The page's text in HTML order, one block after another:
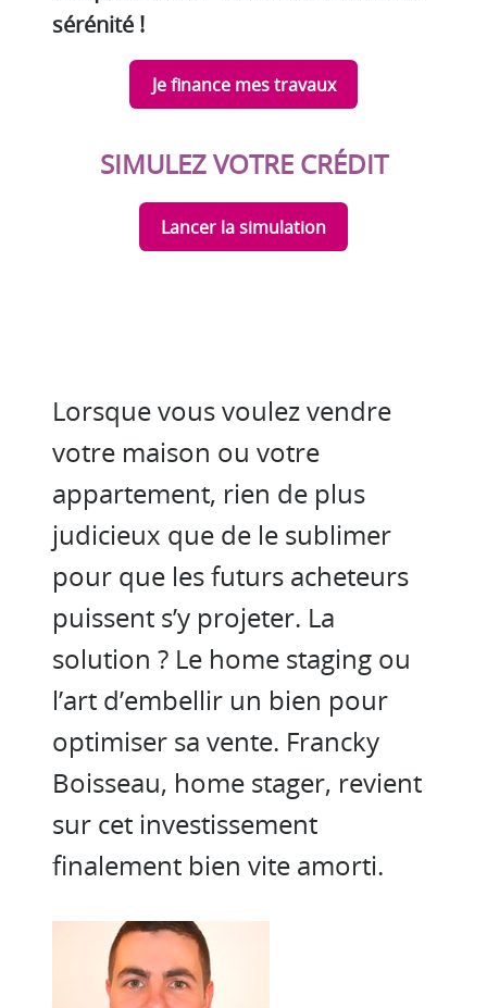
sérénité !
Je finance mes travaux
SIMULEZ VOTRE CRÉDIT
Lancer la simulation
Lorsque vous voulez vendre
votre maison ou votre
appartement, rien de plus
judicieux que de le sublimer
pour que les futurs acheteurs
puissent s’y projeter. La
solution ? Le home staging ou
l’art d’embellir un bien pour
optimiser sa vente. Francky
Boisseau, home stager, revient
sur cet investissement
finalement bien vite amorti.